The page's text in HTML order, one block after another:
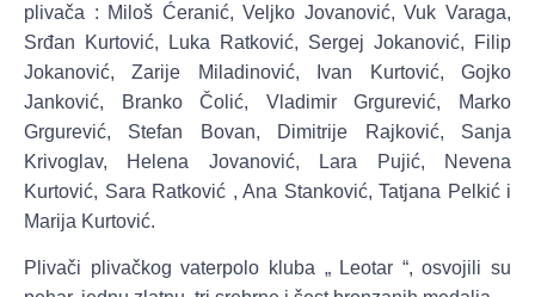
plivača : Miloš Ćeranić, Veljko Jovanović, Vuk Varaga,
Srđan Kurtović, Luka Ratković, Sergej Jokanović, Filip
Jokanović, Zarije Miladinović, Ivan Kurtović, Gojko
Janković, Branko Čolić, Vladimir Grgurević, Marko
Grgurević, Stefan Bovan, Dimitrije Rajković, Sanja
Krivoglav, Helena Jovanović, Lara Pujić, Nevena
Kurtović, Sara Ratković , Ana Stanković, Tatjana Pelkić i
Marija Kurtović.
Plivači plivačkog vaterpolo kluba „ Leotar “, osvojili su